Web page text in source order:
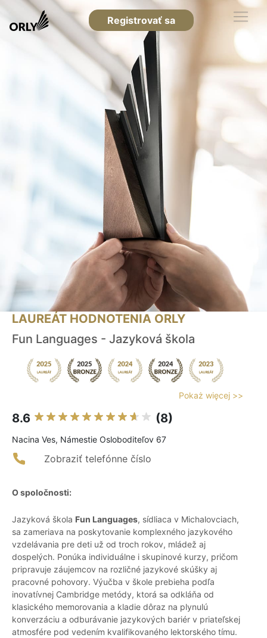
Registrovať sa
LAUREÁT HODNOTENIA ORLY
Fun Languages - Jazyková škola
Pokaż więcej >>
8.6 (8)
Nacina Ves, Námestie Osloboditeľov 67
Zobraziť telefónne číslo
O spoločnosti:
Jazyková škola Fun Languages, sídliaca v Michalovciach,
sa zameriava na poskytovanie komplexného jazykového
vzdelávania pre deti už od troch rokov, mládež aj
dospelých. Ponúka individuálne i skupinové kurzy, pričom
pripravuje záujemcov na rozličné jazykové skúšky aj
pracovné pohovory. Výučba v škole prebieha podľa
inovatívnej Cambridge metódy, ktorá sa odkláňa od
klasického memorovania a kladie dôraz na plynulú
konverzáciu a odburávanie jazykových bariér v priateľskej
atmosfére pod vedením kvalifikovaného lektorského tímu.